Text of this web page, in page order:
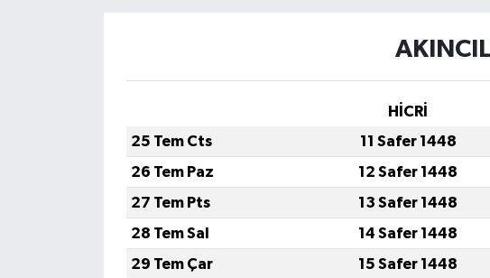
HİCRİ
25 Tem Cts
11 Safer 1448
26 Tem Paz
12 Safer 1448
27 Tem Pts
13 Safer 1448
28 Tem Sal
14 Safer 1448
29 Tem Çar
15 Safer 1448